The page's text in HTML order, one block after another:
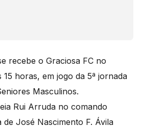
recebe o Graciosa FC no
horas, em jogo da 5ª jornada
Masculinos.
Rui Arruda no comando
José Nascimento F. Ávila